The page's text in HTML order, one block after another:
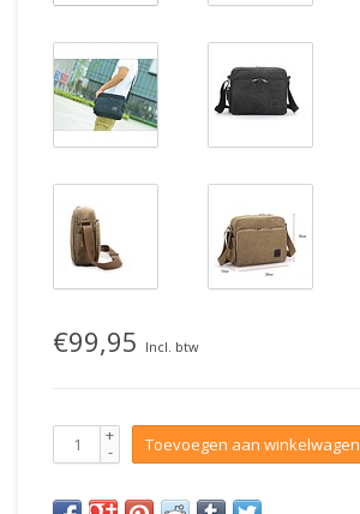
€99,95 Incl. btw
+
- Toevoegen aan winkelwagen